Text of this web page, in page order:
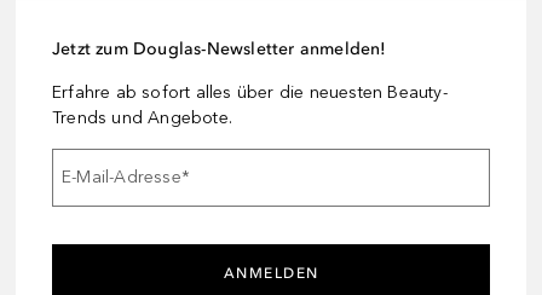
Jetzt zum Douglas-Newsletter anmelden!
Erfahre ab sofort alles über die neuesten Beauty-
Trends und Angebote.
E-Mail-Adresse*
ANMELDEN